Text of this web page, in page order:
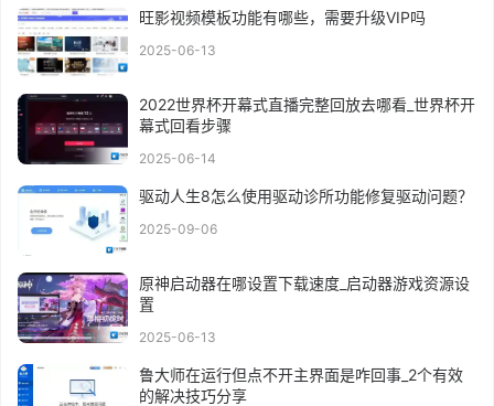
旺影视频模板功能有哪些，需要升级VIP吗
2025-06-13
2022世界杯开幕式直播完整回放去哪看_世界杯开
幕式回看步骤
2025-06-14
驱动人生8怎么使用驱动诊所功能修复驱动问题？
2025-09-06
原神启动器在哪设置下载速度_启动器游戏资源设
置
2025-06-13
鲁大师在运行但点不开主界面是咋回事_2个有效
的解决技巧分享